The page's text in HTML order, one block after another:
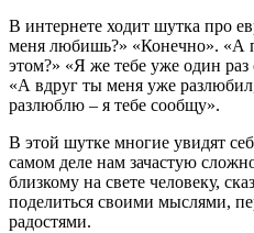
В интернете ходит шутка про
меня любишь?» «Конечно». «А
этом?» «Я же тебе уже один
«А вдруг ты меня уже
разлюблю – я тебе сообщу».
В этой шутке многие увидят
самом деле нам зачастую
близкому на свете человеку,
поделиться своими мыслями,
радостями.